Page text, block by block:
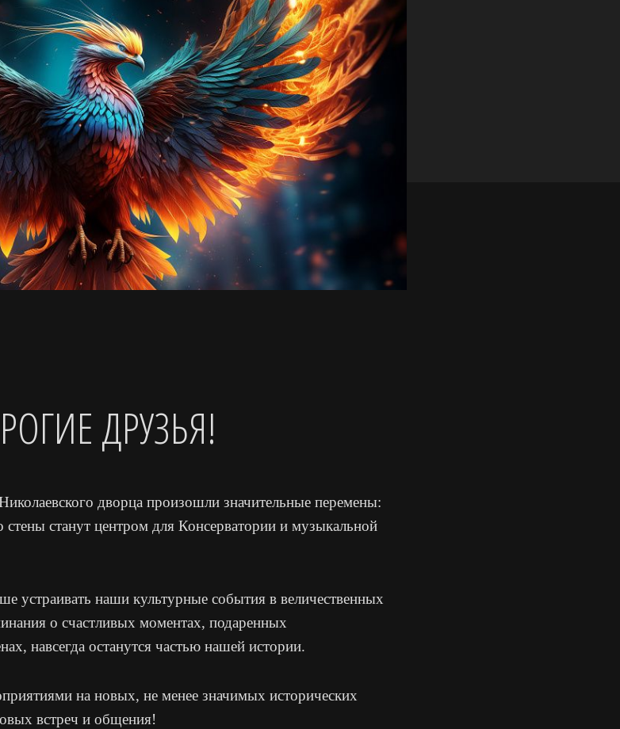
ДРУЗЬЯ!
дворца произошли значительные перемены:
станут центром для Консерватории и музыкальной
устраивать наши культурные события в величественных
о счастливых моментах, подаренных
навсегда останутся частью нашей истории.
на новых, не менее значимых исторических
встреч и общения!